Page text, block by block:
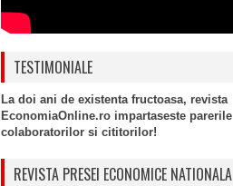
TESTIMONIALE
La doi ani de existenta fructoasa, revista
EconomiaOnline.ro impartaseste parerile
colaboratorilor si cititorilor!
REVISTA PRESEI ECONOMICE NATIONALA